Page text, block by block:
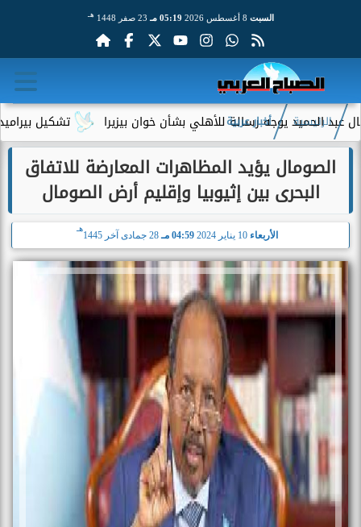
السبت 05:19 مـ 23 صفر 1448 هـ
تشكيل بيراميدز يوجه رسالة للأهلي بشأن خوان بيزيرا
الرئيسية أخبار عربية
الصومال يؤيد المظاهرات المعارضة للاتفاق
البحرى بين إثيوبيا وإقليم أرض الصومال
الأربعاء 04:59 مـ 28 جمادى آخر 1445
هـ